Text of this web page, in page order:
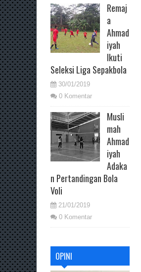
Remaj
a
Ahmad
iyah
Ikuti
Seleksi Liga Sepakbola
30/01/2019
0 Komentar
Musli
mah
Ahmad
iyah
Adaka
n Pertandingan Bola
Voli
21/01/2019
0 Komentar
OPINI